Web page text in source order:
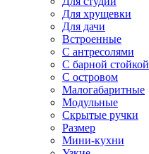
Для хрущевки
Для дачи
Встроенные
С антресолями
С барной стойкой
С островом
Малогабаритные
Модульные
Скрытые ручки
Размер
Мини-кухни